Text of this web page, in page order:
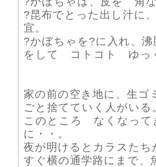
?昆布でとった出し汁に
宜。
?かぼちゃを?に入れ、
をして コトコト ゆっ
家の前の空き地に、生
ごと捨てていく人がいる
このところ なくなって
に・・。
夜が明けるとカラスた
すぐ横の通学路にまで